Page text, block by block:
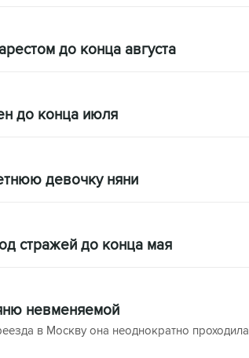
до конца августа
до конца июля
девочку няни
стражей до конца мая
невменяемой
в Москву она неоднократно проходила